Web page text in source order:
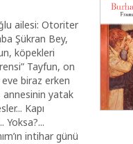
ailesi: Otoriter
Şükran Bey,
köpekleri
Tayfun, on
biraz erken
annesinin yatak
Kapı
Yoksa?...
intihar günü